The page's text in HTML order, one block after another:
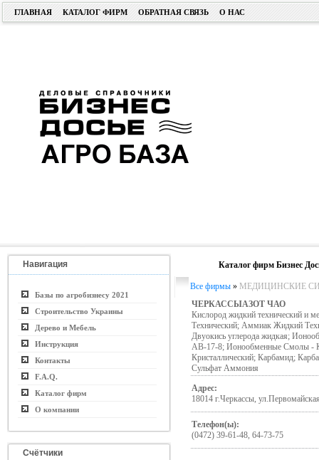
ГЛАВНАЯ КАТАЛОГ ФИРМ ОБРАТНАЯ СВЯЗЬ О НАС
Навигация
Базы по агробизнесу 2021
Строительство Украины
Дерево и Мебель
Инструкция
Контакты
F.A.Q.
Каталог фирм
О компании
Счётчики
Каталог фирм Бизнес
Все фирмы » МЕДИЦИНСКИЕ
ЧЕРКАССЫАЗОТ ЧАО
Кислород жидкий технический и
Технический; Аммиак Жидкий
Двуокись углерода жидкая;
АВ-17-8; Ионообменные Смолы -
Кристаллический; Карбамид;
Сульфат Аммония
Адрес:
18014 г.Черкассы,
Телефон(ы):
(0472) 39-61-48, 64-73-75